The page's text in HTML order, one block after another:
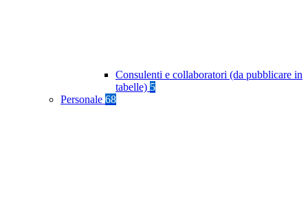
Consulenti e collaboratori (da pubblicare in
tabelle) 5
Personale 68